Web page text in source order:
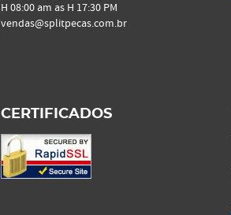
H 08:00 am as H 17:30 PM
vendas@splitpecas.com.br
CERTIFICADOS